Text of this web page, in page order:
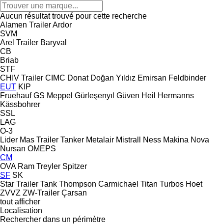
Aucun résultat trouvé pour cette recherche
Alamen TrailerArdor
SVM
Arel Trailer Baryval
CB
Briab
STF
CHIV Trailer CIMC Donat Doğan Yıldız Emirsan Feldbinder
EUT KIP
Fruehauf GS Meppel Gürleşenyıl Güven Heil
Hermanns
Kässbohrer
SSL
LAG
O-3
Lider Mas Trailer Tanker Metalair Mistrall Ness Makina Nova
Nursan OMEPS
CM
OVA Ram Treyler Spitzer
SF SK
Star Trailer Tank Thompson Carmichael Titan Turbos Hoet
ZVVZ ZW-Trailer Çarsan
tout afficher
Localisation
Rechercher dans un périmètre